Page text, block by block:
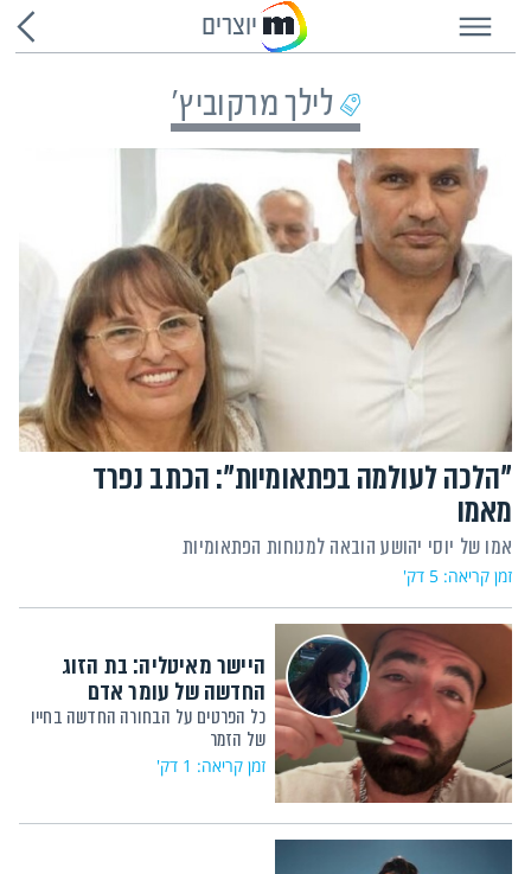
יוצרים
לילך מרקוביץ'
"הלכה לעולמה בפתאומיות": הכתב נפרד
מאמו
אמו של יוסי יהושע הובאה למנוחות הפתאומיות
זמן קריאה: 5 דק'
היישר מאיטליה: בת הזוג
החדשה של עומר אדם
כל הפרטים על הבחורה החדשה בחייו
של הזמר
זמן קריאה: 1 דק'